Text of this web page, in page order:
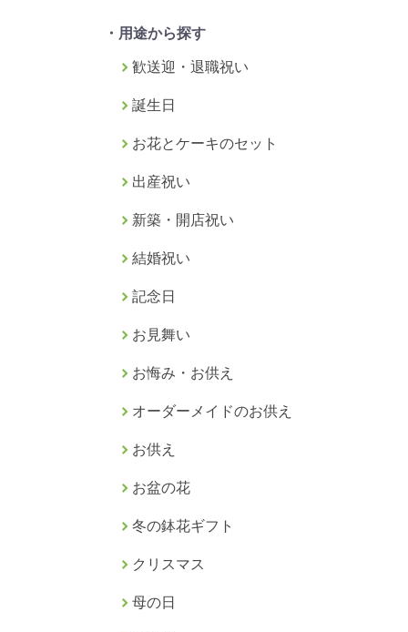
・用途から探す
歓送迎・退職祝い
誕生日
お花とケーキのセット
出産祝い
新築・開店祝い
結婚祝い
記念日
お見舞い
お悔み・お供え
オーダーメイドのお供え
お供え
お盆の花
冬の鉢花ギフト
クリスマス
母の日